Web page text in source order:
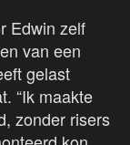
Edwin zelf
van een
gelast
“Ik maakte
zonder risers